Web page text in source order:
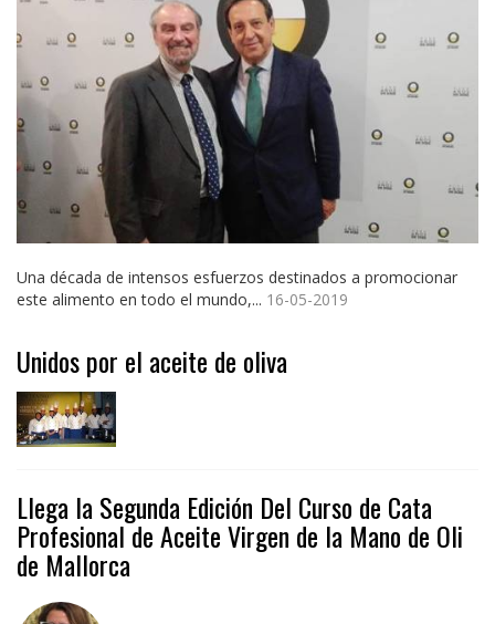
Una década de intensos esfuerzos destinados a promocionar
este alimento en todo el mundo,... 16-05-2019
Unidos por el aceite de oliva
Llega la Segunda Edición Del Curso de Cata
Profesional de Aceite Virgen de la Mano de Oli
de Mallorca